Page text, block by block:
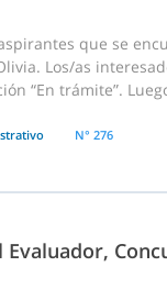
que se
Los/as
“En trámite”.
N° 276